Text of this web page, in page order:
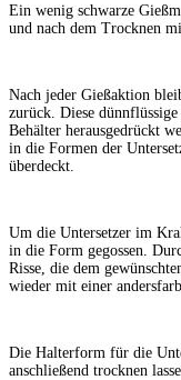
Ein wenig schwarze
und nach dem Trocknen
Nach jeder Gießaktion
zurück. Diese
Behälter herausgedrückt
in die Formen der
überdeckt.
Um die Untersetzer im
in die Form gegossen.
Risse, die dem
wieder mit einer
Die Halterform für die
anschließend trocknen